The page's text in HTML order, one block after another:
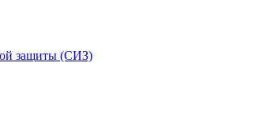
защиты (СИЗ)